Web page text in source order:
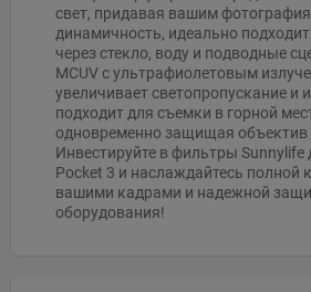
свет, придавая вашим
динамичность, идеально
через стекло, воду и подводные
MCUV с ультрафиолетовым
увеличивает светопропускание и
подходит для съемки в горной
одновременно защищая
Инвестируйте в фильтры Sunnylife
Pocket 3 и наслаждайтесь полной
вашими кадрами и надежной
оборудования!